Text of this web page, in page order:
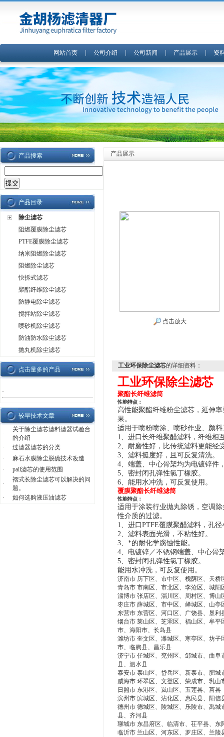
网站首页 公司介绍 公司新闻 产品展示 资
产品搜索
产品目录
除尘滤芯
阻燃覆膜除尘滤芯
PTFE覆膜除尘滤芯
纳米阻燃除尘滤芯
阻燃除尘滤芯
快拆式滤芯
聚酯纤维除尘滤芯
防静电除尘滤芯
搅拌站除尘滤芯
喷砂机除尘滤芯
防油防水除尘滤芯
抛丸机除尘滤芯
点击量多的产品
·
较早技术文章
·
关于除尘滤芯滤料滤器试验台
的介绍
·
过滤器滤芯的分类
·
麻石水膜除尘脱硫技术改造
·
pall滤芯的使用范围
·
褶式长除尘滤芯可以解决的问
题。
·
如何选购液压油滤芯
产品展示
点击放大
工业环保除尘滤芯的详细资料：
工业环保除尘滤芯
聚酯长纤维滤筒
性能特点：
高性能聚酯纤维粉尘滤芯，延伸率
果。
适用于喷粉喷涂、喷砂作业、颜
1、进口长纤维聚醋滤料，纤维相
2、耐磨性好，比传统滤料更能经
3、滤料挺度好，且可反复清洗。
4、端盖、中心骨架均为电镀锌件
5、密封闭孔弹性氯丁橡胶。
6、 能用水冲洗，可反复使用。
覆膜聚酯长纤维滤筒
性能特点：
适用于涂装行业抛丸除锈，空调
性介质的过滤。
1、进口PTFE覆膜聚醋滤料，孔
2、滤料表面光滑，不粘性好。
3、 *的耐化学腐蚀性能。
4、电镀锌／不锈钢端盖、中心骨
5、密封闭孔弹性氯丁橡胶。
能用水冲洗，可反复使用。
济南市 历下区、市中区、槐荫区、天
青岛市 市南区、市北区、李沧区、城
淄博市 张店区、淄川区、周村区、博
枣庄市 薛城区、市中区、峄城区、山亭
东营市 东营区、河口区、广饶县、垦利
烟台市 莱山区、芝罘区、福山区、牟
市、海阳市、长岛县
潍坊市 奎文区、潍城区、寒亭区、坊
市、临朐县、昌乐县
济宁市 任城区、兖州区、邹城市、曲
县、泗水县
泰安市 泰山区、岱岳区、新泰市、肥城
威海市 环翠区、文登区、荣成市、乳山
日照市 东港区、岚山区、五莲县、莒县
滨州市 滨城区、沾化区、惠民县、阳信
德州市 德城区、陵城区、乐陵市、禹
县、齐河县
聊城市 东昌府区、临清市、茌平县、
临沂市 兰山区、河东区、罗庄区、兰